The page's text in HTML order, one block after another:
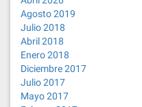
Agosto 2019
Julio 2018
Abril 2018
Enero 2018
Diciembre 2017
Julio 2017
Mayo 2017